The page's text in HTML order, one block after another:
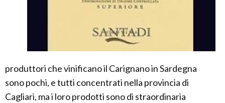
produttori che vinificano il Carignano in Sardegna
sono pochi, e tutti concentrati nella provincia di
Cagliari, ma i loro prodotti sono di straordinaria